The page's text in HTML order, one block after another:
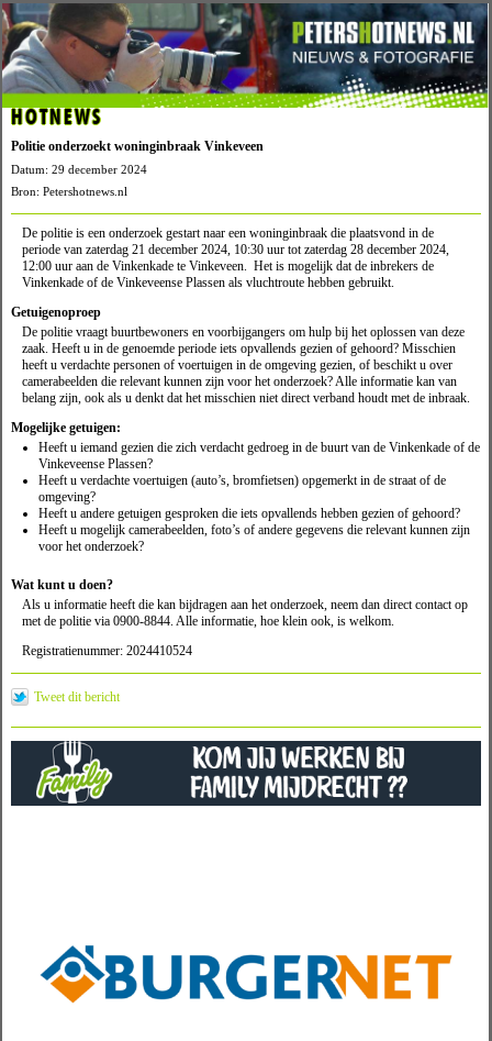
HOTNEWS
Politie onderzoekt woninginbraak Vinkeveen
Datum: 29 december 2024
Bron: Petershotnews.nl
De politie is een onderzoek gestart naar een woninginbraak die plaatsvond in de
periode van zaterdag 21 december 2024, 10:30 uur tot zaterdag 28 december 2024,
12:00 uur aan de Vinkenkade te Vinkeveen. Het is mogelijk dat de inbrekers de
Vinkenkade of de Vinkeveense Plassen als vluchtroute hebben gebruikt.
Getuigenoproep
De politie vraagt buurtbewoners en voorbijgangers om hulp bij het oplossen van deze
zaak. Heeft u in de genoemde periode iets opvallends gezien of gehoord? Misschien
heeft u verdachte personen of voertuigen in de omgeving gezien, of beschikt u over
camerabeelden die relevant kunnen zijn voor het onderzoek? Alle informatie kan van
belang zijn, ook als u denkt dat het misschien niet direct verband houdt met de inbraak.
Mogelijke getuigen:
Heeft u iemand gezien die zich verdacht gedroeg in de buurt van de Vinkenkade of de
Vinkeveense Plassen?
Heeft u verdachte voertuigen (auto’s, bromfietsen) opgemerkt in de straat of de
omgeving?
Heeft u andere getuigen gesproken die iets opvallends hebben gezien of gehoord?
Heeft u mogelijk camerabeelden, foto’s of andere gegevens die relevant kunnen zijn
voor het onderzoek?
Wat kunt u doen?
Als u informatie heeft die kan bijdragen aan het onderzoek, neem dan direct contact op
met de politie via 0900-8844. Alle informatie, hoe klein ook, is welkom.
Registratienummer: 2024410524
Tweet dit bericht